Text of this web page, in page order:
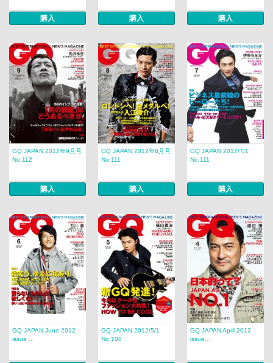
購入 購入 購入
GQ JAPAN 2012年9月号
No.112
購入
GQ JAPAN 2012年8月号
No.111
購入
GQ JAPAN 2012/7/1
No.111
購入
GQ JAPAN June 2012
issue ...
GQ JAPAN 2012/5/1
No.108
GQ JAPAN April 2012
issue...